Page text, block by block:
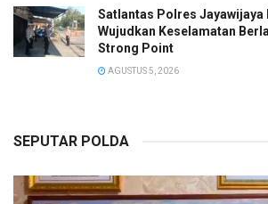
Satlantas Polres Jayawijaya
Wujudkan Keselamatan
Strong Point
AGUSTUS 5, 2026
SEPUTAR POLDA